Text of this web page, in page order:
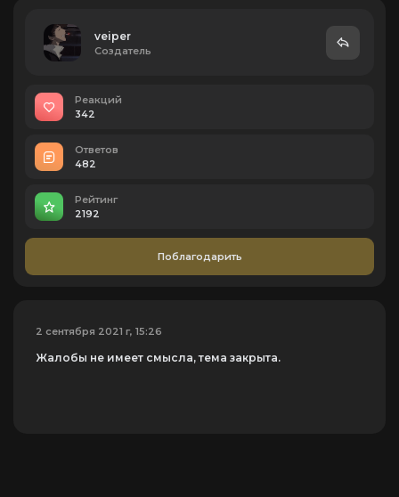
veiper
Создатель
Реакций
342
Ответов
482
Рейтинг
2192
Поблагодарить
2 сентября 2021 г, 15:26
Жалобы не имеет смысла, тема закрыта.